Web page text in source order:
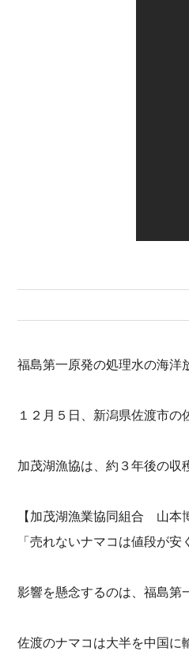
福島第一原発の処理水の海洋
１２月５日、新潟県佐渡市の
加茂湖漁協は、約３年後の
【加茂湖漁業協同組合 山本
「売れないナマコは値段が安
影響を懸念するのは、福島第
佐渡のナマコは大半を中国に